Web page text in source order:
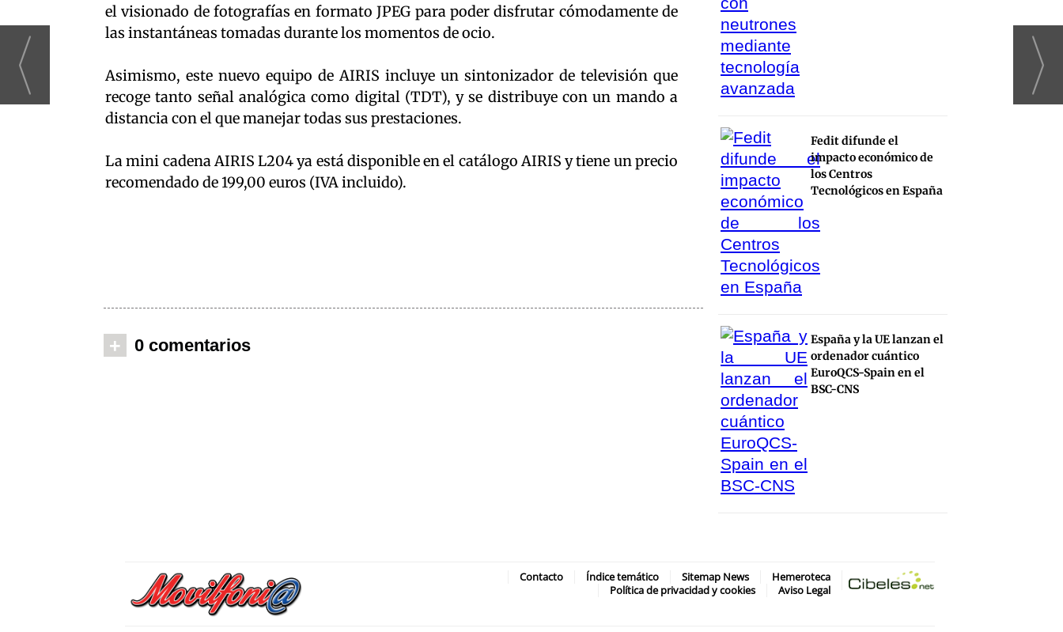
el visionado de fotografías en formato JPEG para poder disfrutar cómodamente de
las instantáneas tomadas durante los momentos de ocio.
Asimismo, este nuevo equipo de AIRIS incluye un sintonizador de televisión que
recoge tanto señal analógica como digital (TDT), y se distribuye con un mando a
distancia con el que manejar todas sus prestaciones.
La mini cadena AIRIS L204 ya está disponible en el catálogo AIRIS y tiene un precio
recomendado de 199,00 euros (IVA incluido).
+ 0 comentarios
Fedit difunde el
impacto económico de
los Centros
Tecnológicos en España
España y la UE lanzan el
ordenador cuántico
EuroQCS-Spain en el
BSC-CNS
Contacto Índice temático Sitemap News
Hemeroteca
Política de privacidad y cookies
Aviso Legal